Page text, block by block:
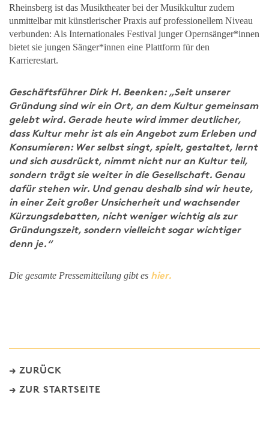
Rheinsberg ist das Musiktheater bei der Musikkultur zudem
unmittelbar mit künstlerischer Praxis auf professionellem Niveau
verbunden: Als Internationales Festival junger Opernsänger*innen
bietet sie jungen Sänger*innen eine Plattform für den
Karrierestart.
Geschäftsführer Dirk H. Beenken: „Seit unserer
Gründung sind wir ein Ort, an dem Kultur gemeinsam
gelebt wird. Gerade heute wird immer deutlicher,
dass Kultur mehr ist als ein Angebot zum Erleben und
Konsumieren: Wer selbst singt, spielt, gestaltet, lernt
und sich ausdrückt, nimmt nicht nur an Kultur teil,
sondern trägt sie weiter in die Gesellschaft. Genau
dafür stehen wir. Und genau deshalb sind wir heute,
in einer Zeit großer Unsicherheit und wachsender
Kürzungsdebatten, nicht weniger wichtig als zur
Gründungszeit, sondern vielleicht sogar wichtiger
denn je.“
Die gesamte Pressemitteilung gibt es hier.
ZURÜCK
ZUR STARTSEITE